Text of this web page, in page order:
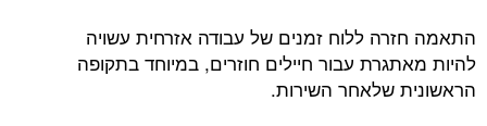
התאמה חזרה ללוח זמנים של עבודה אזרחית עשויה
להיות מאתגרת עבור חיילים חוזרים, במיוחד בתקופה
הראשונית שלאחר השירות.